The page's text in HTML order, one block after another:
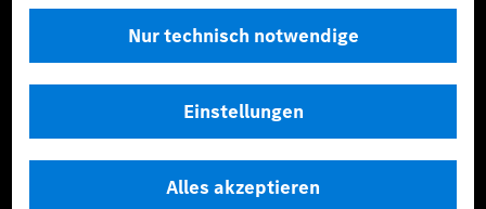
Fahrzeugkonfiguration.
*** Angaben zum Stromverbrauch und zur Reichweite sind vorläufig und
wurden intern nach Maßgabe der Zertifizierungsmethode „WLTP-
Typgenehmigung noch eine Konformitätsbescheinigung mit amtlichen